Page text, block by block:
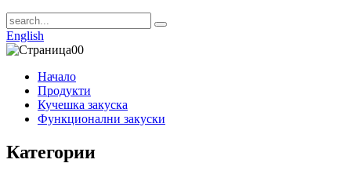
English
Начало
Продукти
Кучешка закуска
Функционални закуски
Категории